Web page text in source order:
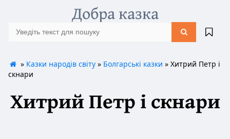
Добра казка
» Казки народів світу» Болгарські казки » Хитрий Петр і
скнари
Хитрий Петр і скнари